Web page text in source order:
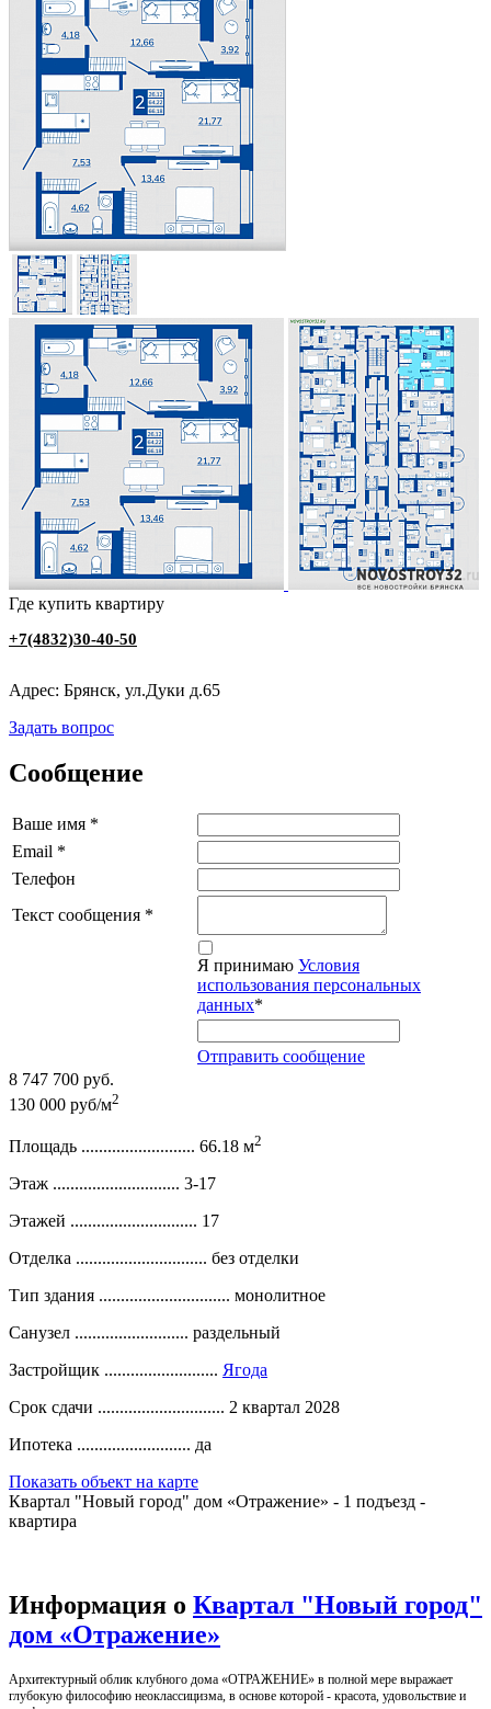
Где купить квартиру
‭+7(4832)30-40-50
Адрес: Брянск, ул.Дуки д.65
Задать вопрос
Сообщение
Ваше имя *
Email *
Телефон
Текст сообщения *
Я принимаю Условия
использования персональных
данных*
Отправить сообщение
8 747 700 руб.
130 000 руб/м2
Площадь .......................... 66.18 м2
Этаж ............................. 3-17
Этажей ............................. 17
Отделка .............................. без отделки
Тип здания .............................. монолитное
Санузел .......................... раздельный
Застройщик .......................... Ягода
Срок сдачи ............................. 2 квартал 2028
Ипотека .......................... да
Показать объект на карте
Квартал "Новый город" дом «Отражение» - 1 подъезд -
квартира
Информация о Квартал "Новый город"
дом «Отражение»
Архитектурный облик клубного дома «ОТРАЖЕНИЕ» в полной мере выражает
глубокую философию неоклассицизма, в основе которой - красота, удовольствие и